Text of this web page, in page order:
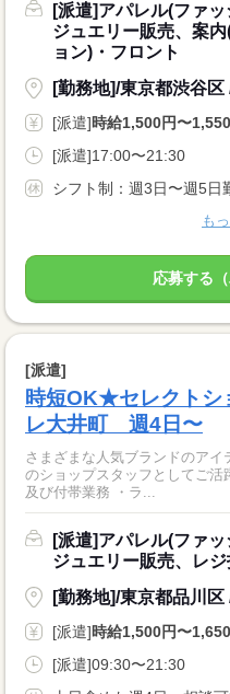
[派遣]アパレル(ファ
ジュエリー販売、案
ョン)・フロント
[勤務地]/東京都渋谷区
[派遣]時給1,500円〜
[派遣]17:00〜21:30
も
応募する
[派遣]
時短OK★セレクト
レ大井町 週4日〜
さまざまな人気ブランドのア
のショップスタッフとしてご
及び付帯業務 ・ラ...
[派遣]アパレル(ファ
ジュエリー販売、レジ
[勤務地]/東京都品川区
[派遣]時給1,500円〜
[派遣]09:30〜21:30